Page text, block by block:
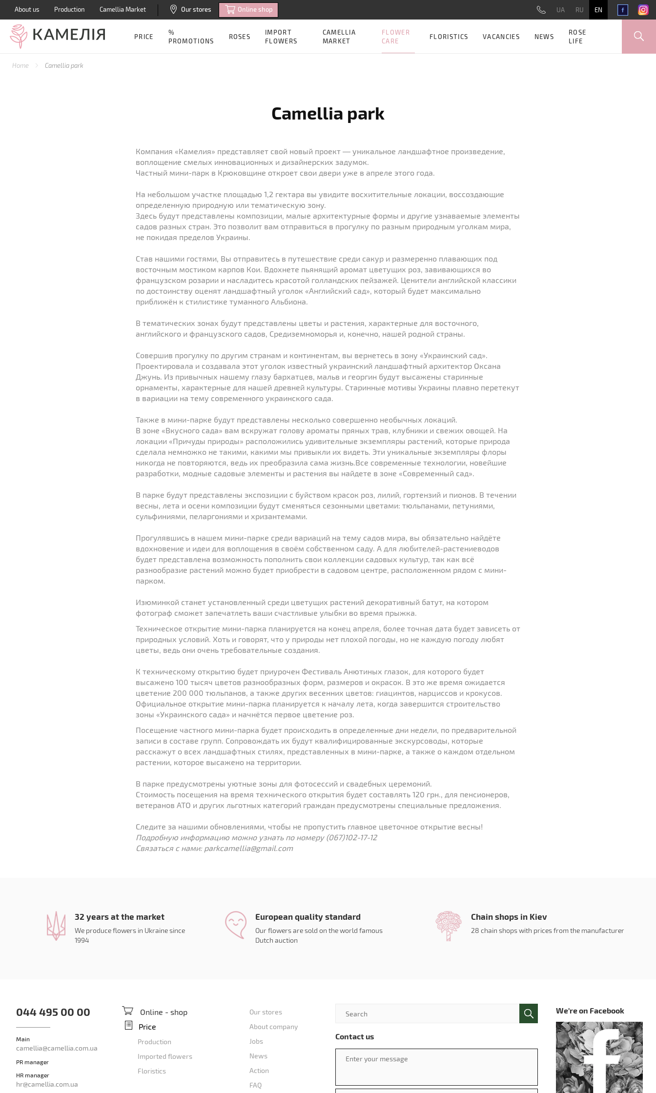
About us Production Camellia Market Our stores Online shop UA RU EN
PRICE
%
PROMOTIONS
ROSES
IMPORT
FLOWERS
CAMELLIA
MARKET
FLOWER
CARE
FLORISTICS VACANCIES NEWS
ROSE
LIFE
Home Camellia park
Camellia park
Компания «Камелия» представляет свой новый проект ― уникальное ландшафтное произведение,
воплощение смелых инновационных и дизайнерских задумок.
Частный мини-парк в Крюковщине откроет свои двери уже в апреле этого года.
На небольшом участке площадью 1,2 гектара вы увидите восхитительные локации, воссоздающие
определенную природную или тематическую зону.
Здесь будут представлены композиции, малые архитектурные формы и другие узнаваемые элементы
садов разных стран. Это позволит вам отправиться в прогулку по разным природным уголкам мира,
не покидая пределов Украины.
Став нашими гостями, Вы отправитесь в путешествие среди сакур и размеренно плавающих под
восточным мостиком карпов Кои. Вдохнете пьянящий аромат цветущих роз, завивающихся во
французском розарии и насладитесь красотой голландских пейзажей. Ценители английской классики
по достоинству оценят ландшафтный уголок «Английский сад», который будет максимально
приближён к стилистике туманного Альбиона.
В тематических зонах будут представлены цветы и растения, характерные для восточного,
английского и французского садов, Средиземноморья и, конечно, нашей родной страны.
Совершив прогулку по другим странам и континентам, вы вернетесь в зону «Украинский сад».
Проектировала и создавала этот уголок известный украинский ландшафтный архитектор Оксана
Джунь. Из привычных нашему глазу бархатцев, мальв и георгин будут высажены старинные
орнаменты, характерные для нашей древней культуры. Старинные мотивы Украины плавно перетекут
в вариации на тему современного украинского сада.
Также в мини-парке будут представлены несколько совершенно необычных локаций.
В зоне «Вкусного сада» вам вскружат голову ароматы пряных трав, клубники и свежих овощей. На
локации «Причуды природы» расположились удивительные экземпляры растений, которые природа
сделала немножко не такими, какими мы привыкли их видеть. Эти уникальные экземпляры флоры
никогда не повторяются, ведь их преобразила сама жизнь.Все современные технологии, новейшие
разработки, модные садовые элементы и растения вы найдете в зоне «Современный сад».
В парке будут представлены экспозиции с буйством красок роз, лилий, гортензий и пионов. В течении
весны, лета и осени композиции будут сменяться сезонными цветами: тюльпанами, петуниями,
сульфиниями, пеларгониями и хризантемами.
Прогулявшись в нашем мини-парке среди вариаций на тему садов мира, вы обязательно найдёте
вдохновение и идеи для воплощения в своём собственном саду. А для любителей-растениеводов
будет представлена возможность пополнить свои коллекции садовых культур, так как всё
разнообразие растений можно будет приобрести в садовом центре, расположенном рядом с мини-
парком.
Изюминкой станет установленный среди цветущих растений декоративный батут, на котором
фотограф сможет запечатлеть ваши счастливые улыбки во время прыжка.
Техническое открытие мини-парка планируется на конец апреля, более точная дата будет зависеть от
природных условий. Хоть и говорят, что у природы нет плохой погоды, но не каждую погоду любят
цветы, ведь они очень требовательные создания.
К техническому открытию будет приурочен Фестиваль Анютиных глазок, для которого будет
высажено 100 тысяч цветов разнообразных форм, размеров и окрасок. В это же время ожидается
цветение 200 000 тюльпанов, а также других весенних цветов: гиацинтов, нарциссов и крокусов.
Официальное открытие мини-парка планируется к началу лета, когда завершится строительство
зоны «Украинского сада» и начнётся первое цветение роз.
Посещение частного мини-парка будет происходить в определенные дни недели, по предварительной
записи в составе групп. Сопровождать их будут квалифицированные экскурсоводы, которые
расскажут о всех ландшафтных стилях, представленных в мини-парке, а также о каждом отдельном
растении, которое высажено на территории.
В парке предусмотрены уютные зоны для фотосессий и свадебных церемоний.
Стоимость посещения на время технического открытия будет составлять 120 грн., для пенсионеров,
ветеранов АТО и других льготных категорий граждан предусмотрены специальные предложения.
Следите за нашими обновлениями, чтобы не пропустить главное цветочное открытие весны!
Подробную информацию можно узнать по номеру (067)102-17-12
Связаться с нами: parkcamellia@gmail.com
32 years at the market
We produce flowers in Ukraine since
1994
European quality standard
Our flowers are sold on the world famous
Dutch auction
Chain shops in Kiev
28 chain shops with prices from the manufacturer
044 495 00 00
Main
camellia@camellia.com.ua
PR manager
HR manager
hr@camellia.com.ua
Online - shop
Price
Production
Imported flowers
Floristics
Our stores
About company
Jobs
News
Action
FAQ
Contact us
We're on Facebook